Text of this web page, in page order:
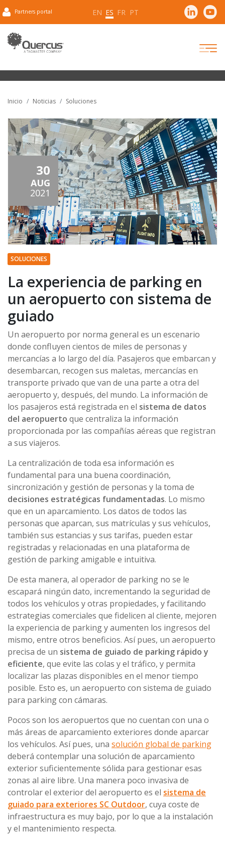
Partners portal EN ES FR PT
Inicio Noticias Soluciones
30
AUG
2021
SOLUCIONES
La experiencia de parking en
un aeropuerto con sistema de
guiado
Un aeropuerto por norma general es un escenario
donde confluyen cientos de miles de personas y
mercancías a lo largo del día. Pasajeros que embarcan y
desembarcan, recogen sus maletas, mercancías en
transporte privado que van de una parte a otra del
aeropuerto y, después, del mundo. La información de
los pasajeros está registrada en el sistema de datos
del aeropuerto que centraliza la información
proporcionada por las compañías aéreas que registran
a sus viajeros.
La centralización de toda esa información es
fundamental para una buena coordinación,
sincronización y gestión de personas y la toma de
decisiones estratégicas fundamentadas. Lo mismo
que en un aparcamiento. Los datos de todos las
personas que aparcan, sus matrículas y sus vehículos,
también sus estancias y sus tarifas, pueden estar
registradas y relacionadas en una plataforma de
gestión de parking amigable e intuitiva.
De esta manera, al operador de parking no se le
escapará ningún dato, incrementando la seguridad de
todos los vehículos y otras propiedades, y facilitando
estrategias comerciales que fidelicen al cliente, mejoren
la experiencia de parking y aumenten los ingresos del
mismo, entre otros beneficios. Así pues, un aeropuerto
precisa de un sistema de guiado de parking rápido y
eficiente, que evite las colas y el tráfico, y permita
localizar las plazas disponibles en el menor tiempo
posible. Esto es, un aeropuerto con sistema de guiado
para parking con cámaras.
Pocos son los aeropuertos que no cuentan con una o
más áreas de aparcamiento exteriores donde aparcar
los vehículos. Así pues, una solución global de parking
deberá contemplar una solución de aparcamiento
exterior suficientemente sólida para gestionar esas
zonas al aire libre. Una manera poco invasiva de
controlar el exterior del aeropuerto es el sistema de
guiado para exteriores SC Outdoor, cuya coste de
infraestructura es muy bajo, por lo que a la instalación
y el mantenimiento respecta.